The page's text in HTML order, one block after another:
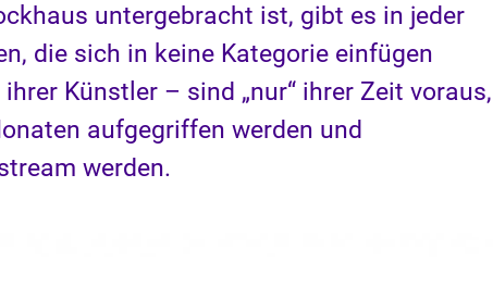
untergebracht ist, gibt es in jeder
die sich in keine Kategorie einfügen
Künstler – sind „nur“ ihrer Zeit voraus,
aufgegriffen werden und
werden.